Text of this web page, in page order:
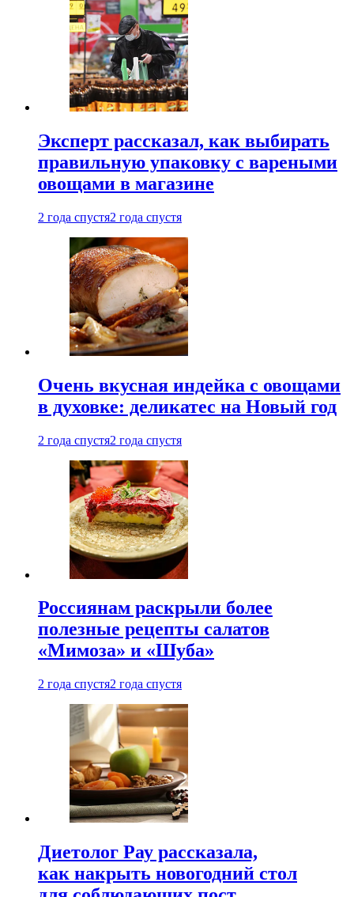
Эксперт рассказал, как выбирать
правильную упаковку с вареными
овощами в магазине
2 года спустя2 года спустя
Очень вкусная индейка с овощами
в духовке: деликатес на Новый год
2 года спустя2 года спустя
Россиянам раскрыли более
полезные рецепты салатов
«Мимоза» и «Шуба»
2 года спустя2 года спустя
Диетолог Рау рассказала,
как накрыть новогодний стол